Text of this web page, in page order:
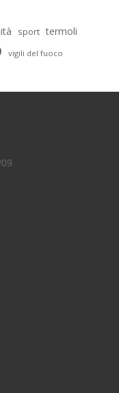
sport termoli
vigili del fuoco